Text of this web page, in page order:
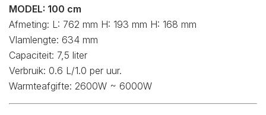
MODEL: 100 cm
Afmeting: L: 762 mm H: 193 mm H: 168 mm
Vlamlengte: 634 mm
Capaciteit: 7,5 liter
Verbruik: 0.6 L/1.0 per uur.
Warmteafgifte: 2600W ~ 6000W